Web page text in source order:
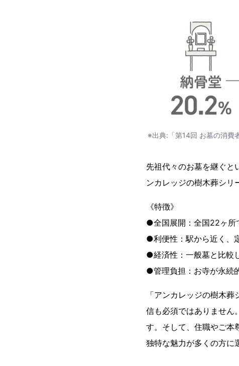
※出典:「第14回 お墓の消
先祖代々のお墓を継ぐと
ンカレッジの樹木葬シリ
《特徴》
●全国展開：全国22ヶ所
●利便性：駅から近く、
●経済性：一般墓と比較
●管理負担：お寺が永続
「アンカレッジの樹木
信も必須ではありません
す。そして、住職やご本
独特な魅力が多くの方に